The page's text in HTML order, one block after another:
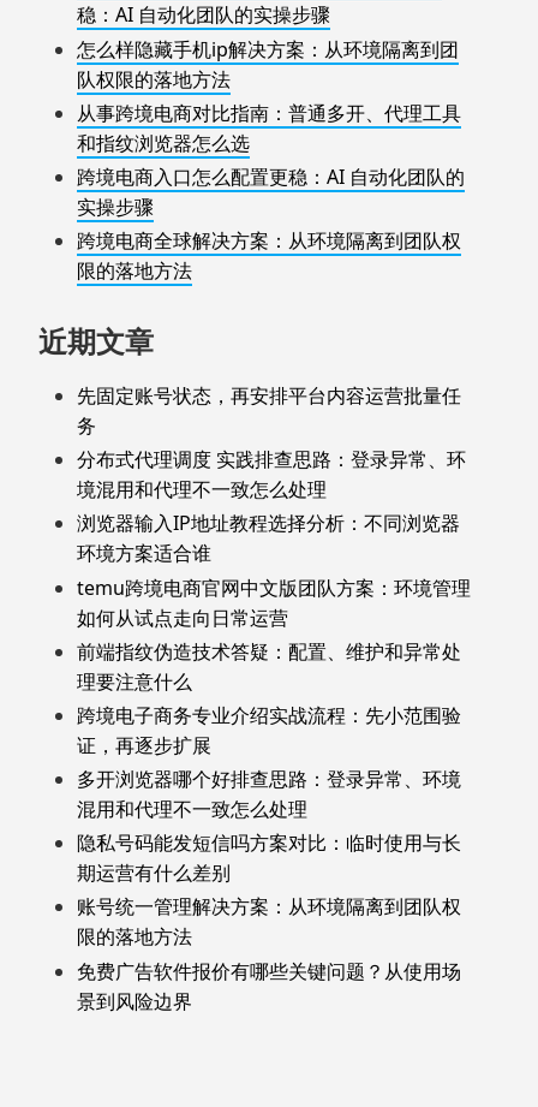
稳：AI 自动化团队的实操步骤
怎么样隐藏手机ip解决方案：从环境隔离到团
队权限的落地方法
从事跨境电商对比指南：普通多开、代理工具
和指纹浏览器怎么选
跨境电商入口怎么配置更稳：AI 自动化团队的
实操步骤
跨境电商全球解决方案：从环境隔离到团队权
限的落地方法
近期文章
先固定账号状态，再安排平台内容运营批量任
务
分布式代理调度 实践排查思路：登录异常、环
境混用和代理不一致怎么处理
浏览器输入IP地址教程选择分析：不同浏览器
环境方案适合谁
temu跨境电商官网中文版团队方案：环境管理
如何从试点走向日常运营
前端指纹伪造技术答疑：配置、维护和异常处
理要注意什么
跨境电子商务专业介绍实战流程：先小范围验
证，再逐步扩展
多开浏览器哪个好排查思路：登录异常、环境
混用和代理不一致怎么处理
隐私号码能发短信吗方案对比：临时使用与长
期运营有什么差别
账号统一管理解决方案：从环境隔离到团队权
限的落地方法
免费广告软件报价有哪些关键问题？从使用场
景到风险边界